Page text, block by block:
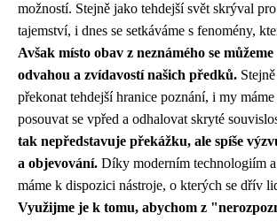
možností. Stejně jako tehdejší svět skrýval
tajemství, i dnes se setkáváme s fenomény,
Avšak místo obav z neznámého se
odvahou a zvídavostí našich předků.
překonat tehdejší hranice poznání, i my
posouvat se vpřed a odhalovat skryté
tak nepředstavuje překážku, ale spíše
a objevování. Díky moderním technologiím
máme k dispozici nástroje, o kterých se dřív
Využijme je k tomu, abychom z